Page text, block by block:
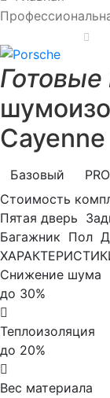
Cayenne
Базовый PRO
Стоимость
Пятая дверь
Багажник Пол
Снижение шума
до 30%
Теплоизоляция
до 20%
Вес материала